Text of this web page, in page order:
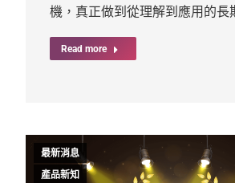
機，真正做到從理解到應用的長
Read more
最新消息
產品新知